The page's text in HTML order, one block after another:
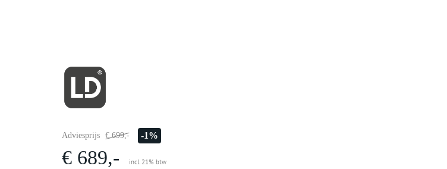
Adviesprijs € 699,- -1%
€ 689,- incl. 21% btw